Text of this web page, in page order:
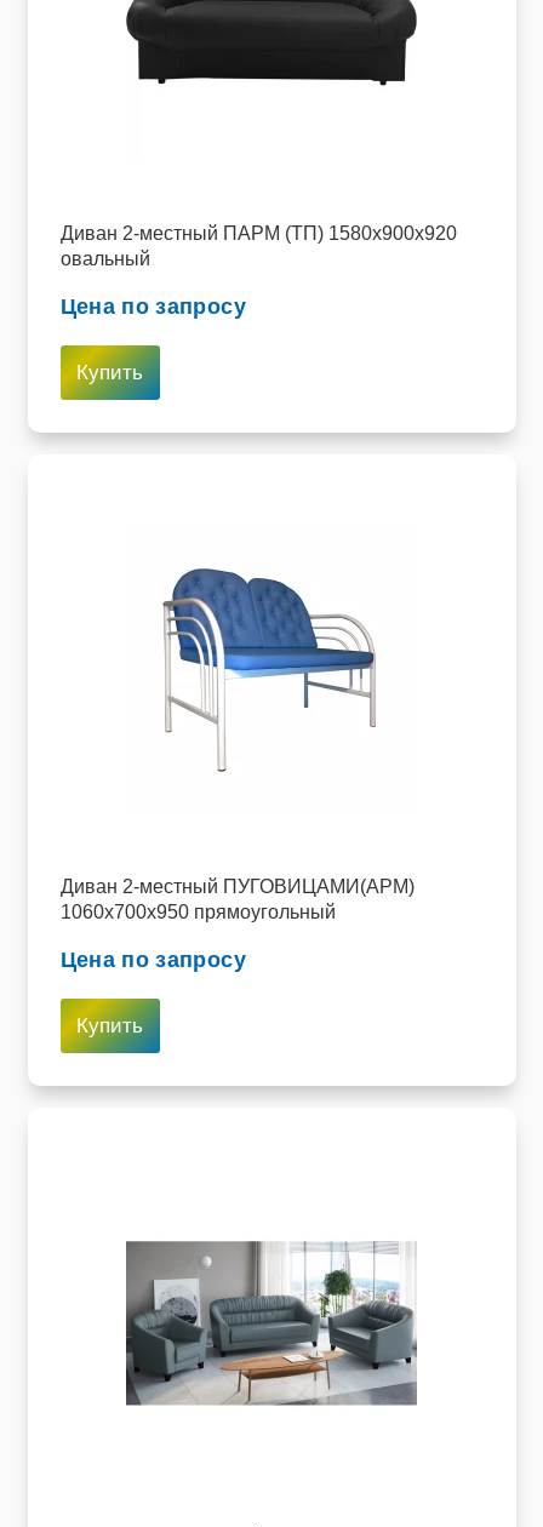
Диван 2-местный ПАРМ (ТП) 1580х900х920
овальный
Цена по запросу
Купить
Диван 2-местный ПУГОВИЦАМИ(АРМ)
1060х700х950 прямоугольный
Цена по запросу
Купить